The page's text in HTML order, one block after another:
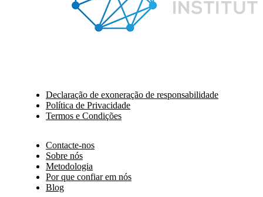
Declaração de exoneração de responsabilidade
Política de Privacidade
Termos e Condições
Contacte-nos
Sobre nós
Metodologia
Por que confiar em nós
Blog